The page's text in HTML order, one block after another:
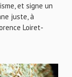
et signe un
juste, à
Loiret-